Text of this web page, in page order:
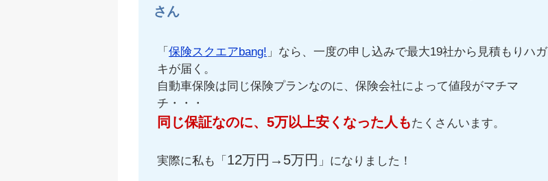
さん
「 保険スクエアbang! 」なら、一度の申し込みで最大19社から見積もりハガ
キが届く。
自動車保険は同じ保険プランなのに、保険会社によって値段がマチマ
チ・・・
同じ保証なのに、5万以上安くなった人もたくさんいます。
実際に私も「 12万円→5万円 」になりました！